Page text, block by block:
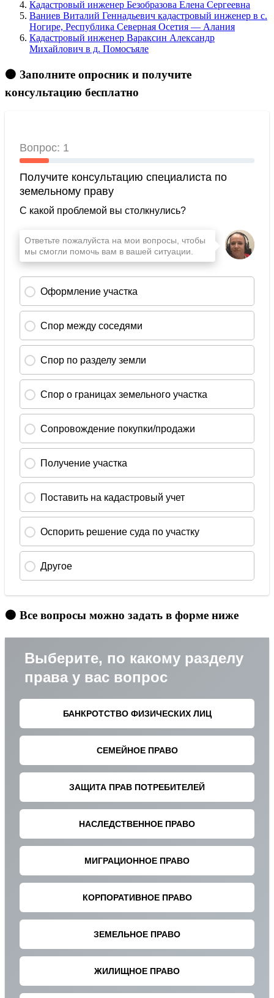
Кадастровый инженер Безобразова Елена Сергеевна
Ваниев Виталий Геннадьевич кадастровый инженер в c.
Ногире, Республика Северная Осетия — Алания
Кадастровый инженер Вараксин Александр
Михайлович в д. Помосъяле
🟠 Заполните опросник и получите
консультацию бесплатно
🟠 Все вопросы можно задать в форме ниже